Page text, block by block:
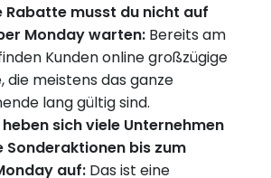
Rabatte musst du nicht auf
Monday warten: Bereits am
Kunden online großzügige
die meistens das ganze
lang gültig sind.
sich viele Unternehmen
Sonderaktionen bis zum
auf: Das ist eine